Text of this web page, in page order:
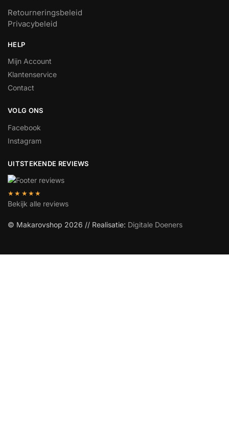
Retourneringsbeleid
Privacybeleid
HELP
Mijn Account
Klantenservice
Contact
VOLG ONS
Facebook
Instagram
UITSTEKENDE REVIEWS
★★★★★
Bekijk alle reviews
© Makarovshop 2026 // Realisatie: Digitale Doeners